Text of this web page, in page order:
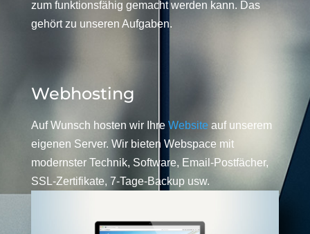
zum funktionsfähig gemacht werden kann. Das
gehört zu unseren Aufgaben.
Webhosting
Auf Wunsch hosten wir Ihre Website auf unserem
eigenen Server. Wir bieten Webspace mit
modernster Technik, Software, Email-Postfächer,
SSL-Zertifikate, 7-Tage-Backup usw.